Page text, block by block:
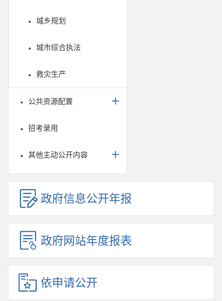
城乡规划
城市综合执法
救灾生产
公共资源配置
招考录用
其他主动公开内容
政府信息公开年报
政府网站年度报表
依申请公开